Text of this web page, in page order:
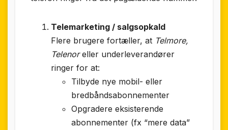
Telemarketing / salgsopkald
Flere brugere fortæller, at Telmore,
Telenoreller underleverandører
ringer for at:
Tilbyde nye mobil- eller
bredbåndsabonnementer
Opgradere eksisterende
abonnementer (fx “mere data”